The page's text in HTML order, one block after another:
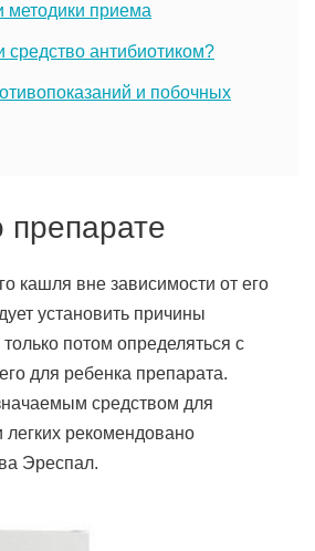
методики приема
средство антибиотиком?
и побочных
препарате
кашля вне зависимости от его
установить причины
потом определяться с
для ребенка препарата.
средством для
легких рекомендовано
Эреспал.